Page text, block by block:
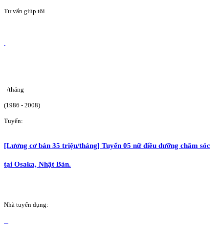
Tư vấn giúp tôi
/tháng
(1986 - 2008)
Tuyển:
[Lương cơ bản 35 triệu/tháng] Tuyển 05 nữ điều dưỡng chăm sóc
tại Osaka, Nhật Bản.
Nhà tuyển dụng: